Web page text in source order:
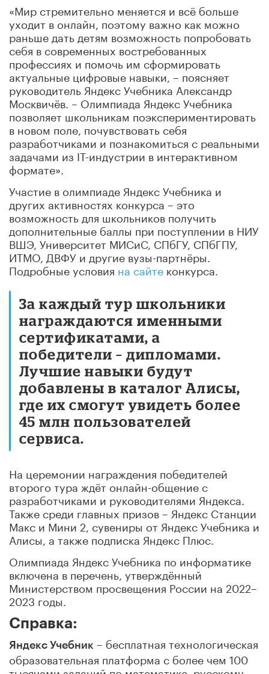
«Мир стремительно меняется и всё больше
уходит в онлайн, поэтому важно как можно
раньше дать детям возможность попробовать
себя в современных востребованных
профессиях и помочь им сформировать
актуальные цифровые навыки, – поясняет
руководитель Яндекс Учебника Александр
Москвичёв. – Олимпиада Яндекс Учебника
позволяет школьникам поэкспериментировать
в новом поле, почувствовать себя
разработчиками и познакомиться с реальными
задачами из IT-индустрии в интерактивном
формате».
Участие в олимпиаде Яндекс Учебника и
других активностях конкурса – это
возможность для школьников получить
дополнительные баллы при поступлении в НИУ
ВШЭ, Университет МИСиС, СПбГУ, СПбГПУ,
ИТМО, ДВФУ и другие вузы-партнёры.
Подробные условия на сайте конкурса.
За каждый тур школьники
награждаются именными
сертификатами, а
победители – дипломами.
Лучшие навыки будут
добавлены в каталог Алисы,
где их смогут увидеть более
45 млн пользователей
сервиса.
На церемонии награждения победителей
второго тура ждёт онлайн-общение с
разработчиками и руководителями Яндекса.
Также среди главных призов – Яндекс Станции
Макс и Мини 2, сувениры от Яндекс Учебника и
Алисы, а также подписка Яндекс Плюс.
Олимпиада Яндекс Учебника по информатике
включена в перечень, утверждённый
Министерством просвещения России на 2022–
2023 годы.
Справка:
Яндекс Учебник – бесплатная технологическая
образовательная платформа с более чем 100